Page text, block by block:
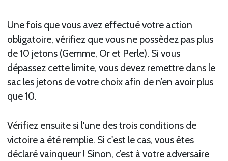
Une fois que vous avez effectué votre action
obligatoire, vérifiez que vous ne possèdez pas plus
de 10 jetons (Gemme, Or et Perle). Si vous
dépassez cette limite, vous devez remettre dans le
sac les jetons de votre choix afin de n’en avoir plus
que 10.
Vérifiez ensuite si l'une des trois conditions de
victoire a été remplie. Si c'est le cas, vous êtes
déclaré vainqueur ! Sinon, c’est à votre adversaire